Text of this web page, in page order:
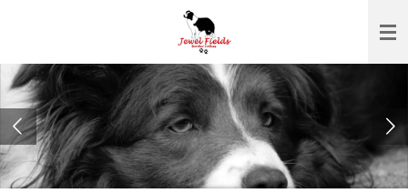
de
hoofdinhoud